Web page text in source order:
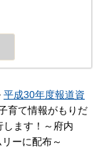
平成30年度報道資
育て情報がもりだ
します！～府内
ーに配布～